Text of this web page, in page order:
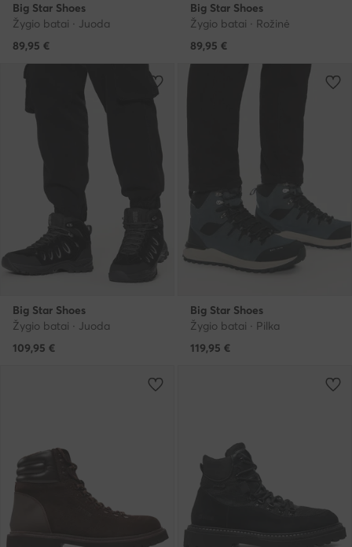
Big Star Shoes
Žygio batai · Juoda
89,95 €
Big Star Shoes
Žygio batai · Rožinė
89,95 €
Big Star Shoes
Žygio batai · Juoda
109,95 €
Big Star Shoes
Žygio batai · Pilka
119,95 €